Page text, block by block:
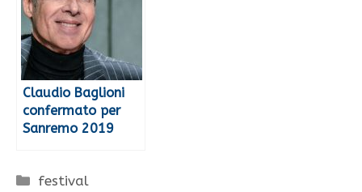
Claudio Baglioni
confermato per
Sanremo 2019
Categorie
festival